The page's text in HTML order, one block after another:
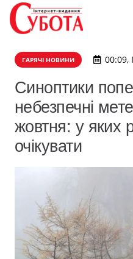
ГАРЯЧІ НОВИНИ 00:09,
Синоптики
небезпечні
жовтня: у яких
очікувати